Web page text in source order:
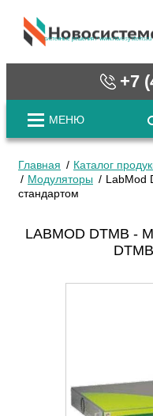
cистемные решения / www.novosystems.ru
+7
МЕНЮ
Главная Каталог
Модуляторы
LabMod
стандартом
LABMOD DTMB